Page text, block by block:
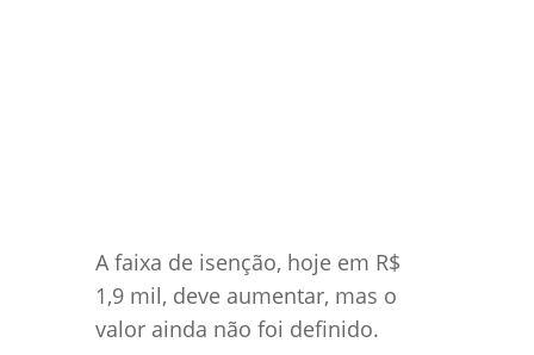
A faixa de isenção, hoje em R$
1,9 mil, deve aumentar, mas o
valor ainda não foi definido.